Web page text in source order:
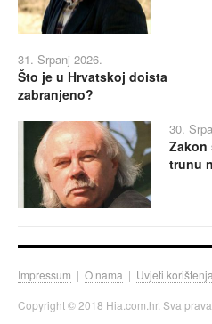
31. Srpanj 2026.
Što je u Hrvatskoj doista
zabranjeno?
30.
Zakon
trunu
Impressum | O nama | Uvjeti korištenja
Copyright © 2018 Hia.com.hr. Sva